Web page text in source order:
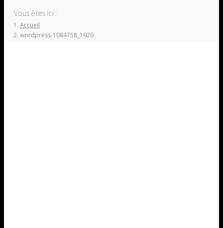
Vous êtes ici :
Accueil
wordpress-1084758_1920